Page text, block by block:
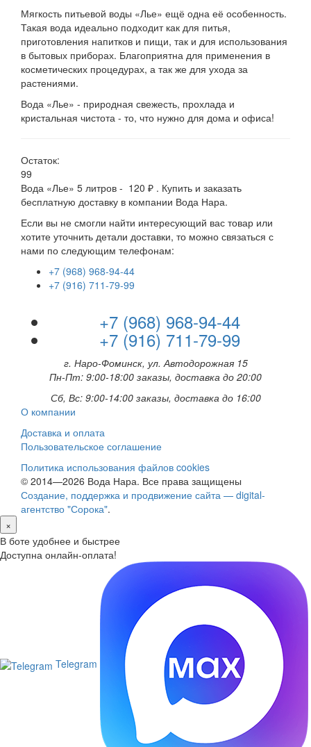
Мягкость питьевой воды «Лье» ещё одна её особенность.
Такая вода идеально подходит как для питья,
приготовления напитков и пищи, так и для использования
в бытовых приборах. Благоприятна для применения в
косметических процедурах, а так же для ухода за
растениями.
Вода «Лье» - природная свежесть, прохлада и
кристальная чистота - то, что нужно для дома и офиса!
Остаток:
99
Вода «Лье» 5 литров - 120 ₽ . Купить и заказать
бесплатную доставку в компании Вода Нара.
Если вы не смогли найти интересующий вас товар или
хотите уточнить детали доставки, то можно связаться с
нами по следующим телефонам:
+7 (968) 968-94-44
+7 (916) 711-79-99
+7 (968) 968-94-44
+7 (916) 711-79-99
г. Наро-Фоминск, ул. Автодорожная 15
Пн-Пт: 9:00-18:00 заказы, доставка до 20:00
Сб, Вс: 9:00-14:00 заказы, доставка до 16:00
О компании
Доставка и оплата
Пользовательское соглашение
Политика использования файлов cookies
© 2014—2026 Вода Нара. Все права защищены
Создание, поддержка и продвижение сайта — digital-
агентство "Сорока".
×
В боте удобнее и быстрее
Доступна онлайн-оплата!
Telegram